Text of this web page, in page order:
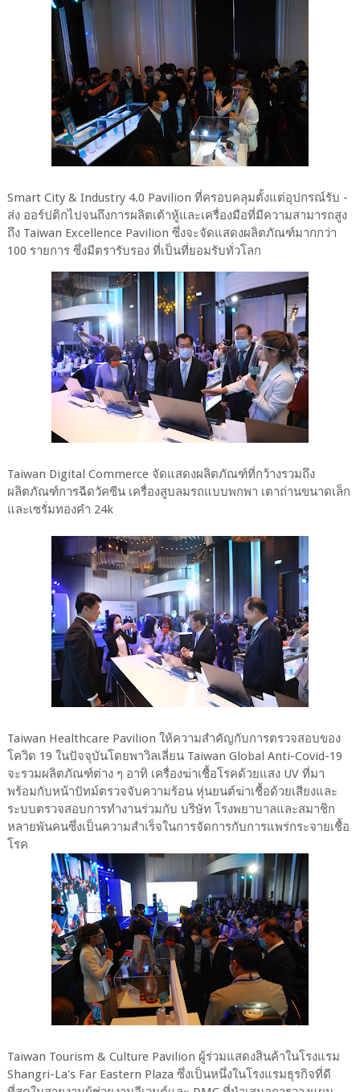
Smart City & Industry 4.0 Pavilion ที่ครอบคลุมตั้งแต่อุปกรณ์รับ -
ส่ง ออร์ปติกไปจนถึงการผลิตเต้าหู้และเครื่องมือที่มีความสามารถสูง
ถึง Taiwan Excellence Pavilion ซึ่งจะจัดแสดงผลิตภัณฑ์มากกว่า
100 รายการ ซึ่งมีตรารับรอง ที่เป็นที่ยอมรับทั่วโลก
Taiwan Digital Commerce จัดแสดงผลิตภัณฑ์ที่กว้างรวมถึง
ผลิตภัณฑ์การฉีดวัคซีน เครื่องสูบลมรถแบบพกพา เตาถ่านขนาดเล็ก
และเซรั่มทองคำ 24k
Taiwan Healthcare Pavilion ให้ความสำคัญกับการตรวจสอบของ
โควิด 19 ในปัจจุบันโดยพาวิลเลี่ยน Taiwan Global Anti-Covid-19
จะรวมผลิตภัณฑ์ต่าง ๆ อาทิ เครื่องฆ่าเชื้อโรคด้วยแสง UV ที่มา
พร้อมกับหน้าปัทม์ตรวจจับความร้อน หุ่นยนต์ฆ่าเชื้อด้วยเสียงและ
ระบบตรวจสอบการทำงานร่วมกับ บริษัท โรงพยาบาลและสมาชิก
หลายพันคนซึ่งเป็นความสำเร็จในการจัดการกับการแพร่กระจายเชื้อ
โรค
Taiwan Tourism & Culture Pavilion ผู้ร่วมแสดงสินค้าในโรงแรม
Shangri-La's Far Eastern Plaza ซึ่งเป็นหนึ่งในโรงแรมธุรกิจที่ดี